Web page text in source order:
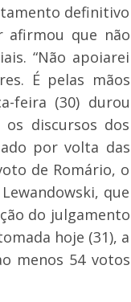
definitivo
afirmou que não
“Não apoiarei
É pelas mãos
feira (30) durou
discursos dos
por volta das
de Romário, o
que
do julgamento
hoje (31), a
menos 54 votos